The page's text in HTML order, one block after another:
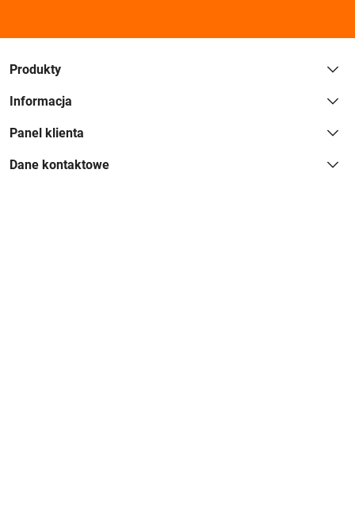
Produkty
Informacja
Panel klienta
Dane kontaktowe